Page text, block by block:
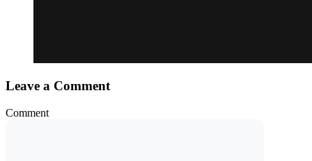
Leave a Comment
Comment